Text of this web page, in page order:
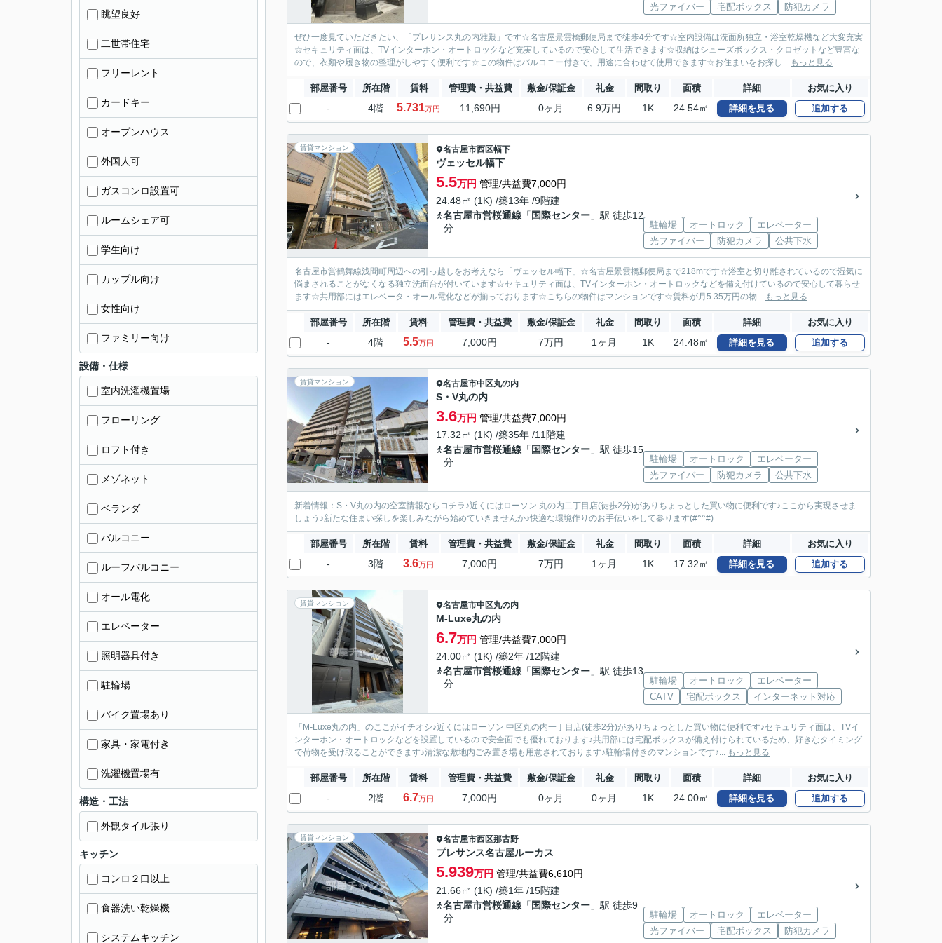
光ファイバー
宅配ボックス 防犯カメラ
ぜひ一度見ていただきたい、「プレサンス丸の内雅殿」です☆名古屋景雲橋郵便局まで徒歩4分です☆室内設備は洗面所独立・浴室乾燥機など大変充実
☆セキュリティ面は、TVインターホン・オートロックなど充実しているので安心して生活できます☆収納はシューズボックス・クロゼットなど豊富な
ので、衣類や履き物の整理がしやすく便利です☆この物件はバルコニー付きで、用途に合わせて使用できます☆お住まいをお探し... もっと見る
部屋番号 所在階 賃料 管理費・共益費 敷金/保証金 礼金 間取り 面積 詳細 お気に入り
- 4階 5.731万円 11,690円 0ヶ月 6.9万円 1K 24.54㎡ 詳細を見る 追加する
賃貸マンション 名古屋市西区幅下
ヴェッセル幅下
5.5万円 管理/共益費7,000円
24.48㎡ (1K) /築13年 /9階建
名古屋市営桜通線 「 国際センター 」駅 徒歩12
分
駐輪場 オートロック
エレベーター
光ファイバー
防犯カメラ 公共下水
名古屋市営鶴舞線浅間町周辺への引っ越しをお考えなら「ヴェッセル幅下」☆名古屋景雲橋郵便局まで218mです☆浴室と切り離されているので湿気に
悩まされることがなくなる独立洗面台が付いています☆セキュリティ面は、TVインターホン・オートロックなどを備え付けているので安心して暮らせ
ます☆共用部にはエレベータ・オール電化などが揃っております☆こちらの物件はマンションです☆賃料が月5.35万円の物... もっと見る
部屋番号 所在階 賃料 管理費・共益費 敷金/保証金 礼金 間取り 面積 詳細 お気に入り
- 4階 5.5万円 7,000円 7万円 1ヶ月 1K 24.48㎡ 詳細を見る 追加する
賃貸マンション 名古屋市中区丸の内
S・V丸の内
3.6万円 管理/共益費7,000円
17.32㎡ (1K) /築35年 /11階建
名古屋市営桜通線 「 国際センター 」駅 徒歩15
分
駐輪場 オートロック
エレベーター
光ファイバー
防犯カメラ 公共下水
新着情報：S・V丸の内の空室情報ならコチラ♪近くにはローソン 丸の内二丁目店(徒歩2分)がありちょっとした買い物に便利です♪ここから実現させま
しょう♪新たな住まい探しを楽しみながら始めていきませんか♪快適な環境作りのお手伝いをして参ります(#^^#)
部屋番号 所在階 賃料 管理費・共益費 敷金/保証金 礼金 間取り 面積 詳細 お気に入り
- 3階 3.6万円 7,000円 7万円 1ヶ月 1K 17.32㎡ 詳細を見る 追加する
賃貸マンション 名古屋市中区丸の内
M-Luxe丸の内
6.7万円 管理/共益費7,000円
24.00㎡ (1K) /築2年 /12階建
名古屋市営桜通線 「 国際センター 」駅 徒歩13
分
駐輪場 オートロック
エレベーター
CATV
宅配ボックス インターネット対応
「M-Luxe丸の内」のここがイチオシ♪近くにはローソン 中区丸の内一丁目店(徒歩2分)がありちょっとした買い物に便利です♪セキュリティ面は、TVイ
ンターホン・オートロックなどを設置しているので安全面でも優れております♪共用部には宅配ボックスが備え付けられているため、好きなタイミング
で荷物を受け取ることができます♪清潔な敷地内ごみ置き場も用意されております♪駐輪場付きのマンションです♪... もっと見る
部屋番号 所在階 賃料 管理費・共益費 敷金/保証金 礼金 間取り 面積 詳細 お気に入り
- 2階 6.7万円 7,000円 0ヶ月 0ヶ月 1K 24.00㎡ 詳細を見る 追加する
賃貸マンション 名古屋市西区那古野
プレサンス名古屋ルーカス
5.939万円 管理/共益費6,610円
21.66㎡ (1K) /築1年 /15階建
名古屋市営桜通線 「 国際センター 」駅 徒歩9
分
駐輪場 オートロック
エレベーター
光ファイバー
宅配ボックス 防犯カメラ
眺望良好
二世帯住宅
フリーレント
カードキー
オープンハウス
外国人可
ガスコンロ設置可
ルームシェア可
学生向け
カップル向け
女性向け
ファミリー向け
設備・仕様
室内洗濯機置場
フローリング
ロフト付き
メゾネット
ベランダ
バルコニー
ルーフバルコニー
オール電化
エレベーター
照明器具付き
駐輪場
バイク置場あり
家具・家電付き
洗濯機置場有
構造・工法
外観タイル張り
キッチン
コンロ２口以上
食器洗い乾燥機
システムキッチン